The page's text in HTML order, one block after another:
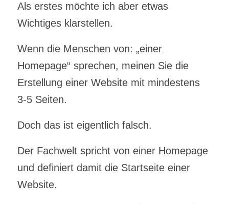
Als erstes möchte ich aber etwas
Wichtiges klarstellen.
Wenn die Menschen von: „einer
Homepage“ sprechen, meinen Sie die
Erstellung einer Website mit mindestens
3-5 Seiten.
Doch das ist eigentlich falsch.
Der Fachwelt spricht von einer Homepage
und definiert damit die Startseite einer
Website.